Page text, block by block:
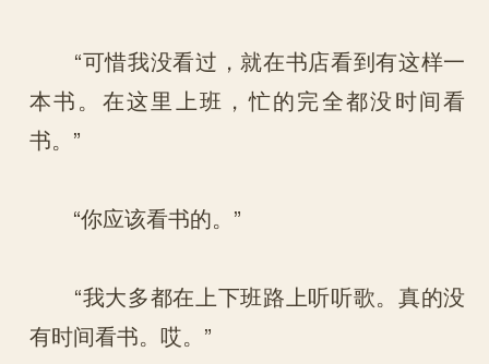
“可惜我没看过，就在书店看到有这样一
本书。在这里上班，忙的完全都没时间看
书。”
“你应该看书的。”
“我大多都在上下班路上听听歌。真的没
有时间看书。哎。”